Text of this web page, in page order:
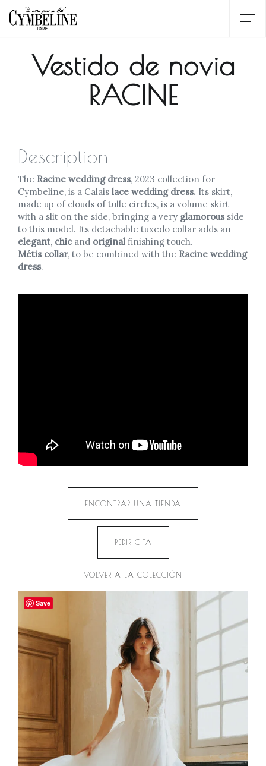
Vestido de novia
RACINE
Description
The Racine wedding dress, 2023 collection for
Cymbeline, is a Calais lace wedding dress. Its skirt,
made up of clouds of tulle circles, is a volume skirt
with a slit on the side, bringing a very glamorous side
to this model. Its detachable tuxedo collar adds an
elegant, chic and original finishing touch.
Métis collar, to be combined with the Racine wedding
dress.
ENCONTRAR UNA TIENDA
PEDIR CITA
VOLVER A LA COLECCIÓN
Save